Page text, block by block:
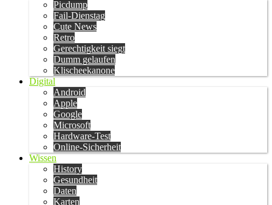
Picdump
Fail-Dienstag
Cute News
Retro
Gerechtigkeit siegt
Dumm gelaufen
Klischeekanone
Digital
Android
Apple
Google
Microsoft
Hardware-Test
Online-Sicherheit
Wissen
History
Gesundheit
Daten
Karten